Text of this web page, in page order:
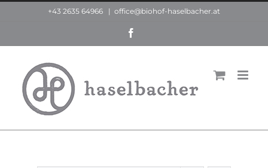
+43 2635 64966 | office@biohof-haselbacher.at